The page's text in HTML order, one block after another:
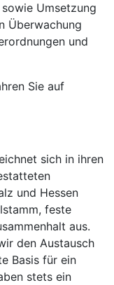
Umsetzung
Überwachung
und
Sie auf
sich in ihren
und Hessen
feste
aus.
den Austausch
Basis für ein
stets ein